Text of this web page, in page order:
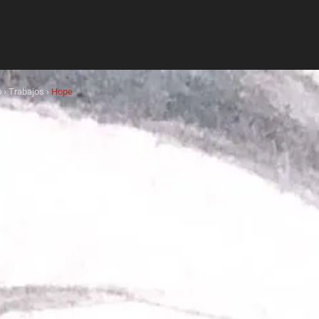
›Trabajos › Hope